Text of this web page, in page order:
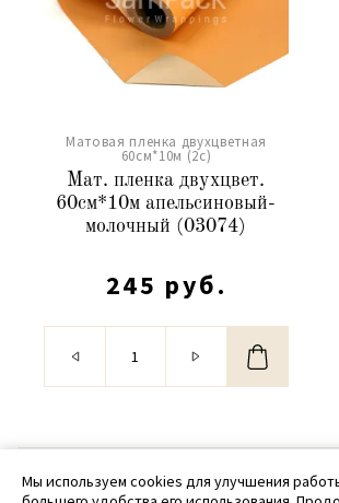
Матовая пленка двухцветная
60см*10м (2c)
Мат. пленка двухцвет.
60см*10м апельсиновый-
молочный (03074)
245 руб.
© 2020 - 2026 SamPack
Мы используем cookies для улучшения